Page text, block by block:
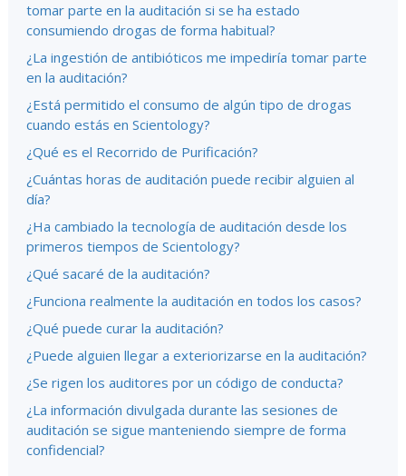
tomar parte en la auditación si se ha estado
consumiendo drogas de forma habitual?
¿La ingestión de antibióticos me impediría tomar parte
en la auditación?
¿Está permitido el consumo de algún tipo de drogas
cuando estás en Scientology?
¿Qué es el Recorrido de Purificación?
¿Cuántas horas de auditación puede recibir alguien al
día?
¿Ha cambiado la tecnología de auditación desde los
primeros tiempos de Scientology?
¿Qué sacaré de la auditación?
¿Funciona realmente la auditación en todos los casos?
¿Qué puede curar la auditación?
¿Puede alguien llegar a exteriorizarse en la auditación?
¿Se rigen los auditores por un código de conducta?
¿La información divulgada durante las sesiones de
auditación se sigue manteniendo siempre de forma
confidencial?